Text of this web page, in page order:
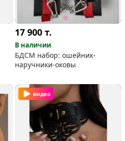
17 900т.
В наличии
БДСМ набор: ошейник-
наручники-оковы
видео